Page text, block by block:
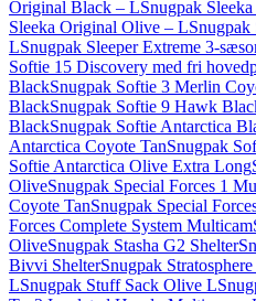
Original Black – LSnugpak
Sleeka Original Olive – L
LSnugpak Sleeper Extreme 3-
Softie 15 Discovery med fri
BlackSnugpak Softie 3 Merlin
BlackSnugpak Softie 9 Hawk
BlackSnugpak Softie Antarctica
Antarctica Coyote TanSnugpak
Softie Antarctica Olive Extra Long
OliveSnugpak Special Forces 1
Coyote TanSnugpak Special
Forces Complete System Multicam
OliveSnugpak Stasha G2 Shelter
Bivvi ShelterSnugpak
LSnugpak Stuff Sack Olive L